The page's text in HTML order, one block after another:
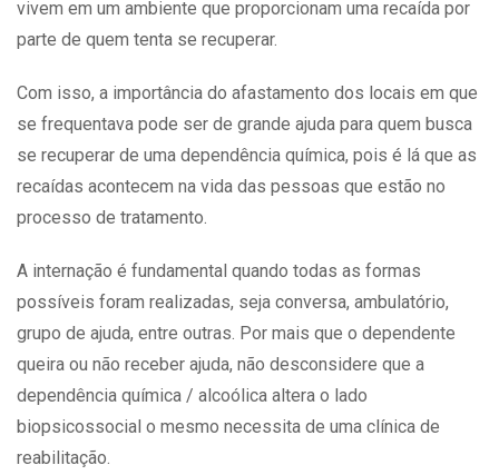
vivem em um ambiente que proporcionam uma recaída por
parte de quem tenta se recuperar.
Com isso, a importância do afastamento dos locais em que
se frequentava pode ser de grande ajuda para quem busca
se recuperar de uma dependência química, pois é lá que as
recaídas acontecem na vida das pessoas que estão no
processo de tratamento.
A internação é fundamental quando todas as formas
possíveis foram realizadas, seja conversa, ambulatório,
grupo de ajuda, entre outras. Por mais que o dependente
queira ou não receber ajuda, não desconsidere que a
dependência química / alcoólica altera o lado
biopsicossocial o mesmo necessita de uma clínica de
reabilitação.